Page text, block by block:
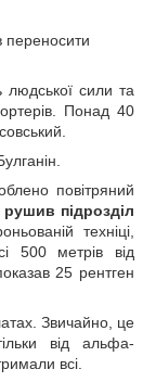
переносити
людської сили та
Понад 40
повітряний
підрозділ
техніці,
500 метрів від
25 рентген
Звичайно, це
від альфа-
всі.